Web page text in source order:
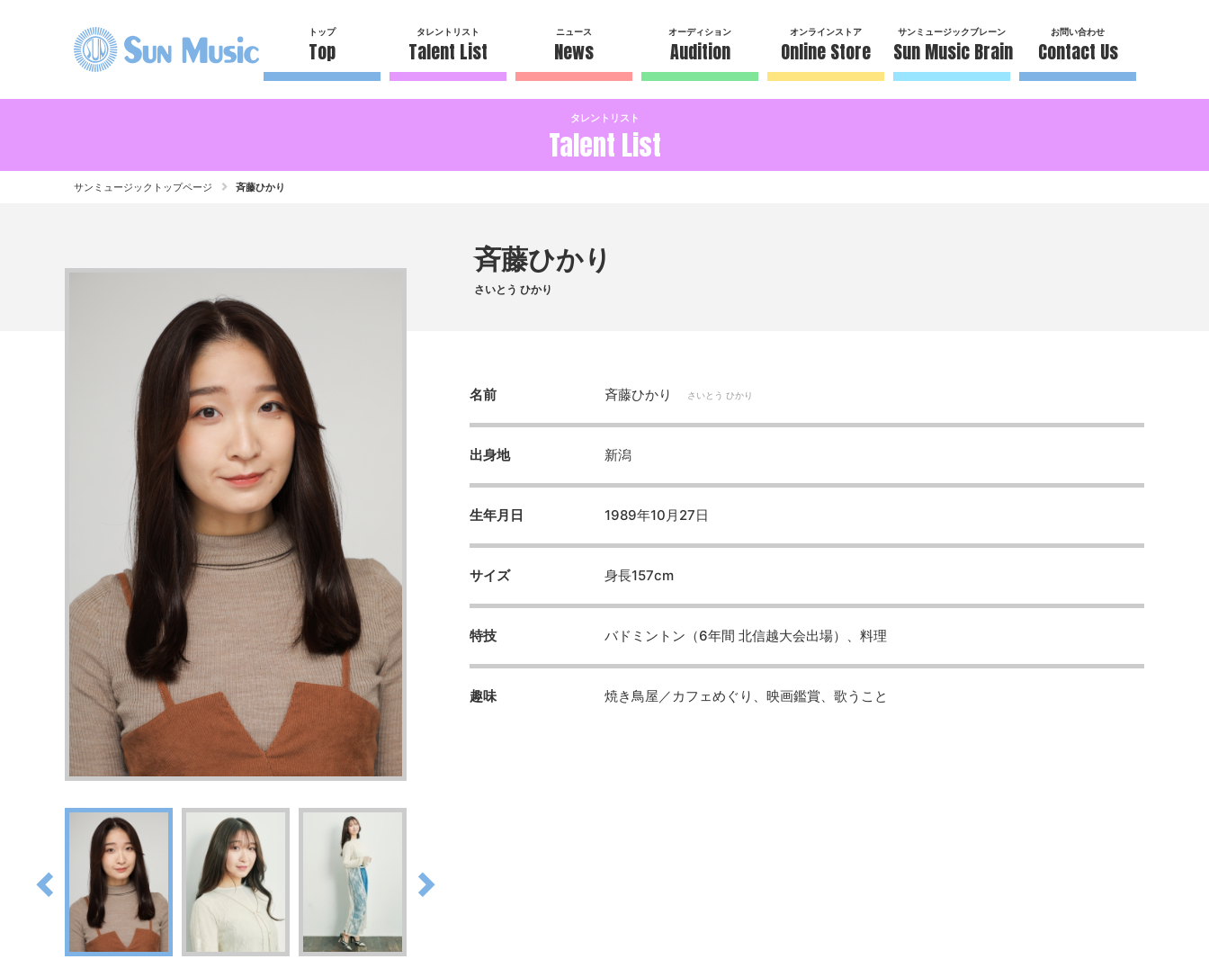
トップ
Top
タレントリスト
Talent List
ニュース
News
オーディション
Audition
オンラインストア
Online Store
サンミュージックブレーン
Sun Music Brain
お問い合わせ
Contact Us
サンミュージックトップページ 斉藤ひかり
斉藤ひかり
さいとう ひかり
タレントリスト
Talent List
名前 斉藤ひかり さいとう ひかり
出身地 新潟
生年月日 1989年10月27日
サイズ 身長157cm
特技 バドミントン（6年間 北信越大会出場）、料理
趣味 焼き鳥屋／カフェめぐり、映画鑑賞、歌うこと